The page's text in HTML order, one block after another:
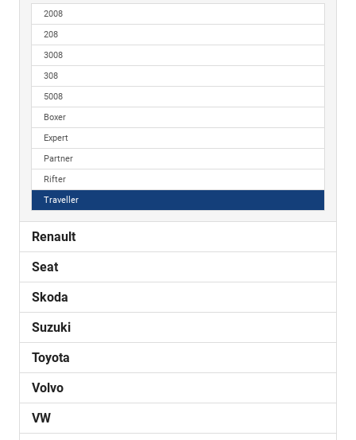
2008
208
3008
308
5008
Boxer
Expert
Partner
Rifter
Traveller
Renault
Seat
Skoda
Suzuki
Toyota
Volvo
VW